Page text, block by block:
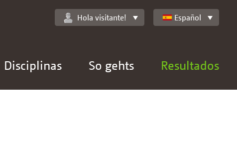
Disciplinas So gehts Resultados
Hola visitante! Español